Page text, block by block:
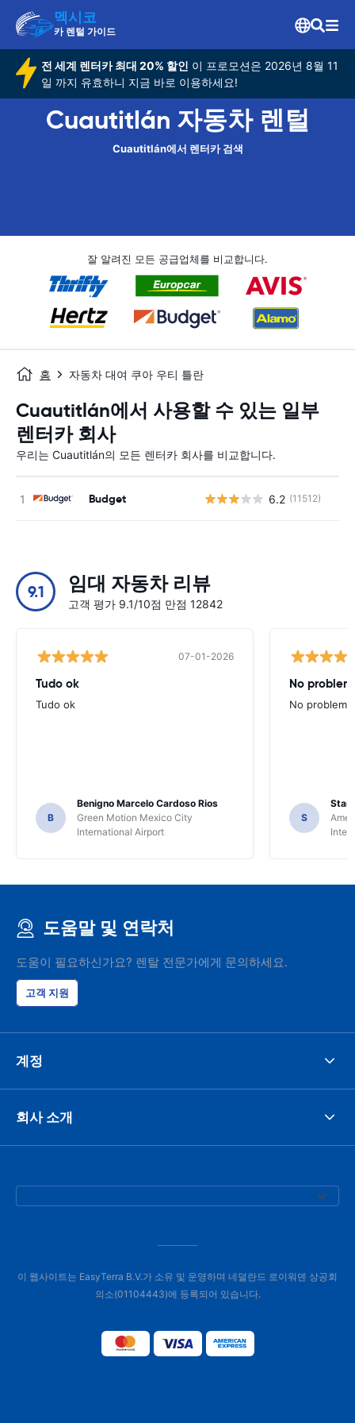
멕시코
카 렌털 가이드
전 세계 렌터카 최대 20% 할인 이 프로모션은 2026년 8월 11
일 까지 유효하니 지금 바로 이용하세요!
Cuautitlán 자동차 렌털
Cuautitlán에서 렌터카 검색
잘 알려진 모든 공급업체를 비교합니다.
홈 자동차 대여 쿠아 우티 틀란
Cuautitlán에서 사용할 수 있는 일부
렌터카 회사
우리는 Cuautitlán의 모든 렌터카 회사를 비교합니다.
Budget 6.2 (11512)
9.1 임대 자동차 리뷰
고객 평가 9.1/10점 만점 12842
07-01-2026
Tudo ok
Tudo ok
B
Benigno Marcelo Cardoso Rios
Green Motion Mexico City
International Airport
No
No
S
도움말 및 연락처
도움이 필요하신가요? 렌탈 전문가에게 문의하세요.
고객 지원
계정
회사 소개
이 웹사이트는 EasyTerra B.V.가 소유 및 운영하며 네덜란드 로이워덴 상공회
의소(01104443)에 등록되어 있습니다.